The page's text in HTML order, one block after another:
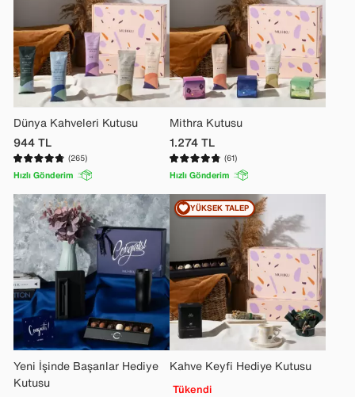
Dünya Kahveleri Kutusu
944TL
(265)
Hızlı Gönderim
Mithra Kutusu
1.274TL
(61)
Hızlı Gönderim
Yeni İşinde Başarılar Hediye
Kutusu
Kahve Keyfi Hediye Kutusu
Tükendi
YÜKSEK TALEP